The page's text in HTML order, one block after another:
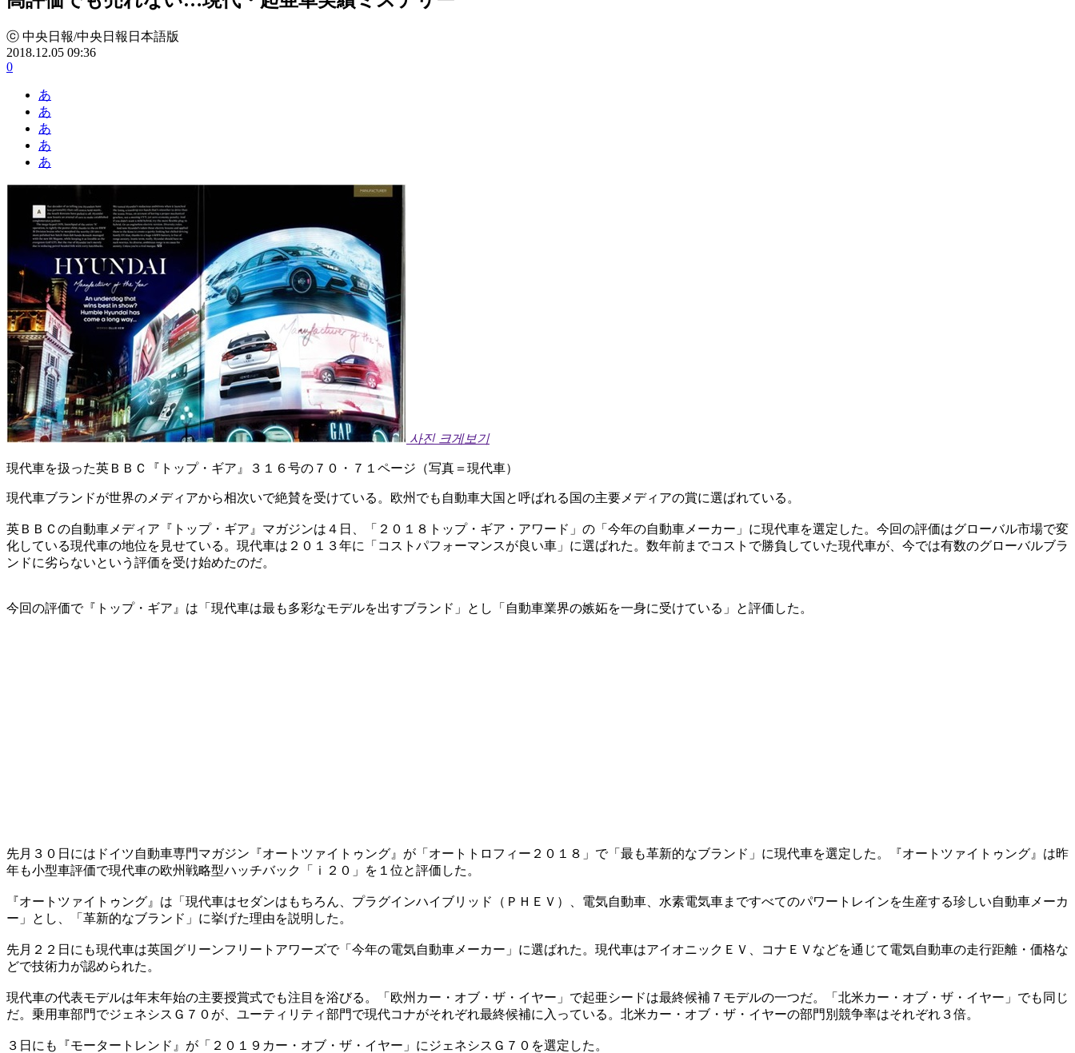
ⓒ 中央日報/中央日報日本語版
2018.12.05 09:36
0
あ
あ
あ
あ
あ
사진 크게보기
現代車を扱った英ＢＢＣ『トップ・ギア』３１６号の７０・７１ページ（写真＝現代車）
現代車ブランドが世界のメディアから相次いで絶賛を受けている。欧州でも自動車大国と呼ばれる国の主要メディアの賞に選ばれている。
英ＢＢＣの自動車メディア『トップ・ギア』マガジンは４日、「２０１８トップ・ギア・アワード」の「今年の自動車メーカー」に現代車を選定した。今回の評価はグローバル市場で変
化している現代車の地位を見せている。現代車は２０１３年に「コストパフォーマンスが良い車」に選ばれた。数年前までコストで勝負していた現代車が、今では有数のグローバルブラ
ンドに劣らないという評価を受け始めたのだ。
今回の評価で『トップ・ギア』は「現代車は最も多彩なモデルを出すブランド」とし「自動車業界の嫉妬を一身に受けている」と評価した。
先月３０日にはドイツ自動車専門マガジン『オートツァイトゥング』が「オートトロフィー２０１８」で「最も革新的なブランド」に現代車を選定した。『オートツァイトゥング』は昨
年も小型車評価で現代車の欧州戦略型ハッチバック「ｉ２０」を１位と評価した。
『オートツァイトゥング』は「現代車はセダンはもちろん、プラグインハイブリッド（ＰＨＥＶ）、電気自動車、水素電気車まですべてのパワートレインを生産する珍しい自動車メーカ
ー」とし、「革新的なブランド」に挙げた理由を説明した。
先月２２日にも現代車は英国グリーンフリートアワーズで「今年の電気自動車メーカー」に選ばれた。現代車はアイオニックＥＶ、コナＥＶなどを通じて電気自動車の走行距離・価格な
どで技術力が認められた。
現代車の代表モデルは年末年始の主要授賞式でも注目を浴びる。「欧州カー・オブ・ザ・イヤー」で起亜シードは最終候補７モデルの一つだ。「北米カー・オブ・ザ・イヤー」でも同じ
だ。乗用車部門でジェネシスＧ７０が、ユーティリティ部門で現代コナがそれぞれ最終候補に入っている。北米カー・オブ・ザ・イヤーの部門別競争率はそれぞれ３倍。
３日にも『モータートレンド』が「２０１９カー・オブ・ザ・イヤー」にジェネシスＧ７０を選定した。